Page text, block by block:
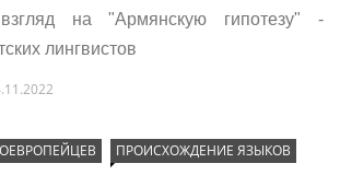
на "Армянскую гипотезу" -
лингвистов
ПРОИСХОЖДЕНИЕ ЯЗЫКОВ